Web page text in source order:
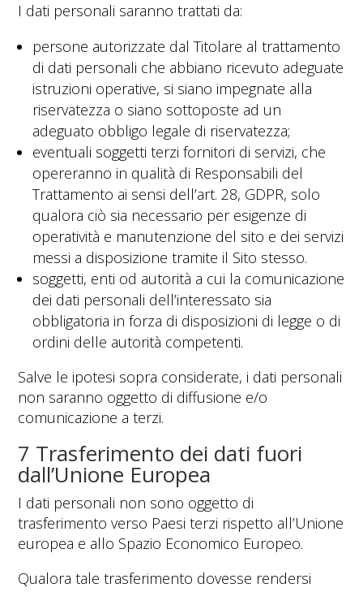
I dati personali saranno trattati da:
persone autorizzate dal Titolare al trattamento
di dati personali che abbiano ricevuto adeguate
istruzioni operative, si siano impegnate alla
riservatezza o siano sottoposte ad un
adeguato obbligo legale di riservatezza;
eventuali soggetti terzi fornitori di servizi, che
opereranno in qualità di Responsabili del
Trattamento ai sensi dell’art. 28, GDPR, solo
qualora ciò sia necessario per esigenze di
operatività e manutenzione del sito e dei servizi
messi a disposizione tramite il Sito stesso.
soggetti, enti od autorità a cui la comunicazione
dei dati personali dell’interessato sia
obbligatoria in forza di disposizioni di legge o di
ordini delle autorità competenti.
Salve le ipotesi sopra considerate, i dati personali
non saranno oggetto di diffusione e/o
comunicazione a terzi.
7 Trasferimento dei dati fuori
dall’Unione Europea
I dati personali non sono oggetto di
trasferimento verso Paesi terzi rispetto all’Unione
europea e allo Spazio Economico Europeo.
Qualora tale trasferimento dovesse rendersi